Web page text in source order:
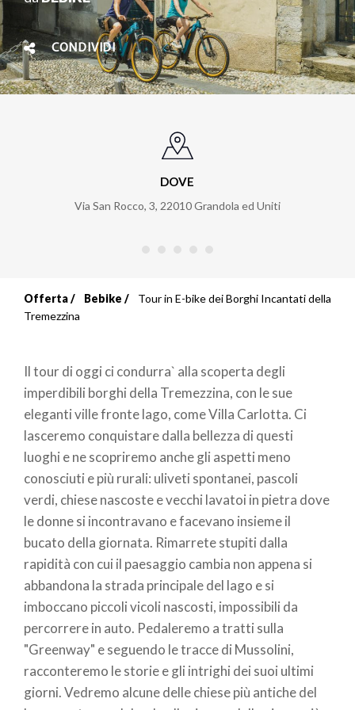
CONDIVIDI
DOVE
Via San Rocco, 3, 22010Grandola ed Uniti
Briciole
pane
Offerta Bebike
Tour in E-bike dei Borghi Incantati della
Tremezzina
Il tour di oggi ci condurra` alla scoperta degli
imperdibili borghi della Tremezzina, con le sue
eleganti ville fronte lago, come Villa Carlotta. Ci
lasceremo conquistare dalla bellezza di questi
luoghi e ne scopriremo anche gli aspetti meno
conosciuti e più rurali: uliveti spontanei, pascoli
verdi, chiese nascoste e vecchi lavatoi in pietra dove
le donne si incontravano e facevano insieme il
bucato della giornata. Rimarrete stupiti dalla
rapidità con cui il paesaggio cambia non appena si
abbandona la strada principale del lago e si
imboccano piccoli vicoli nascosti, impossibili da
percorrere in auto. Pedaleremo a tratti sulla
"Greenway" e seguendo le tracce di Mussolini,
racconteremo le storie e gli intrighi dei suoi ultimi
giorni. Vedremo alcune delle chiese più antiche del